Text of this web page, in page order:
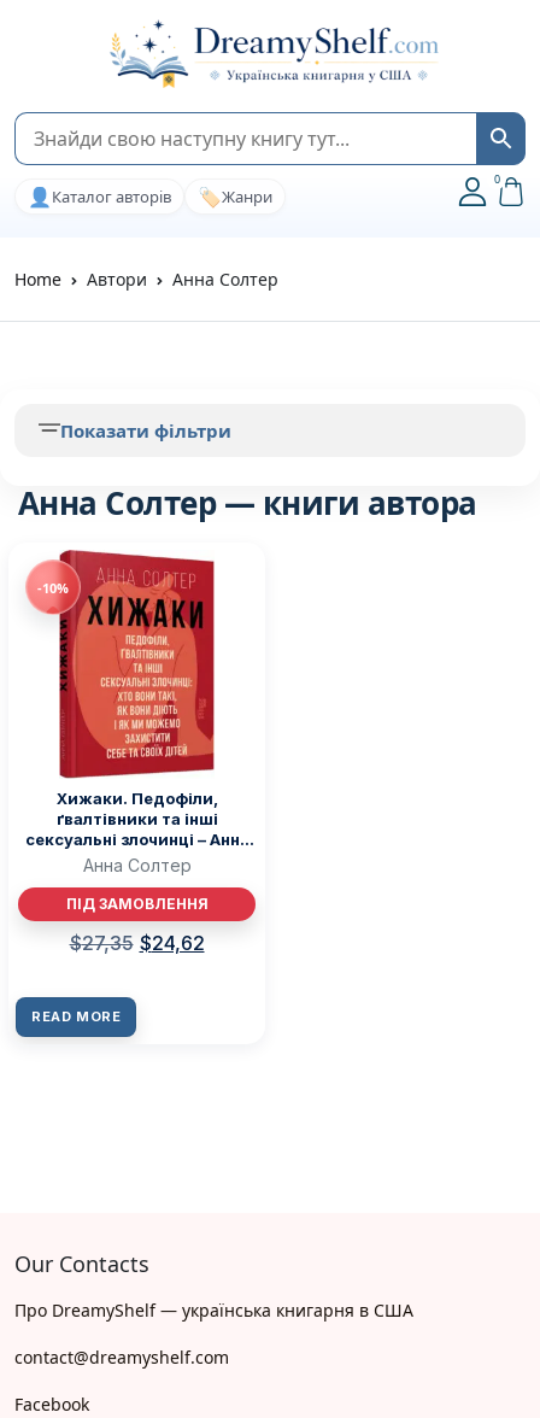
👤 Каталог авторів 🏷️Жанри
0
Home Автори Анна Солтер
Анна Солтер — книги автора
-10%
Хижаки. Педофіли,
ґвалтівники та інші
сексуальні злочинці – Анна
Солтер – PROscience –
Анна Солтер
ПІД ЗАМОВЛЕННЯ
$27,35 $24,62
READ MORE
Показати фільтри
Our Contacts
Про DreamyShelf — українська книгарня в США
contact@dreamyshelf.com
Facebook